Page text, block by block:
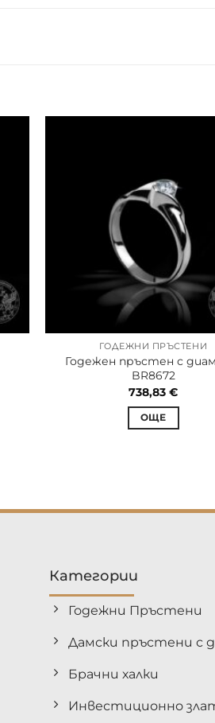
ГОДЕЖНИ ПРЪСТЕНИ
Годежен пръстен с
BR8672
738,83€
ОЩЕ
Категории
Годежни Пръстени
Дамски пръстени с
Брачни халки
Инвестиционно